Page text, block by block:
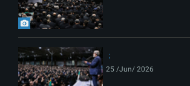
25 /Jun/ 2026